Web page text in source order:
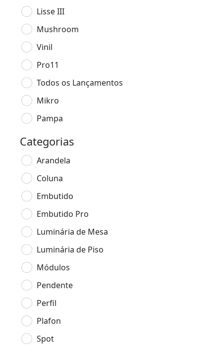
Lisse III
Mushroom
Vinil
Pro11
Todos os Lançamentos
Mikro
Pampa
Categorias
Arandela
Coluna
Embutido
Embutido Pro
Luminária de Mesa
Luminária de Piso
Módulos
Pendente
Perfil
Plafon
Spot